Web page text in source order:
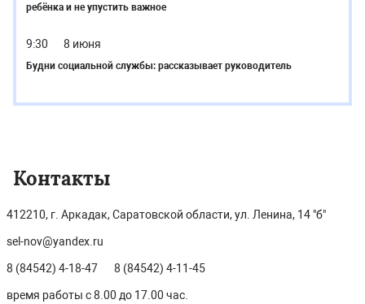
ребёнка и не упустить важное
9:30 8 июня
Будни социальной службы: рассказывает руководитель
Контакты
412210, г. Аркадак, Саратовской области, ул. Ленина, 14 "б"
sel-nov@yandex.ru
8 (84542) 4-18-47 8 (84542) 4-11-45
время работы с 8.00 до 17.00 час.